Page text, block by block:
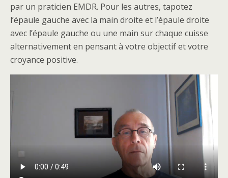
par un praticien EMDR. Pour les autres, tapotez
l’épaule gauche avec la main droite et l’épaule droite
avec l’épaule gauche ou une main sur chaque cuisse
alternativement en pensant à votre objectif et votre
croyance positive.